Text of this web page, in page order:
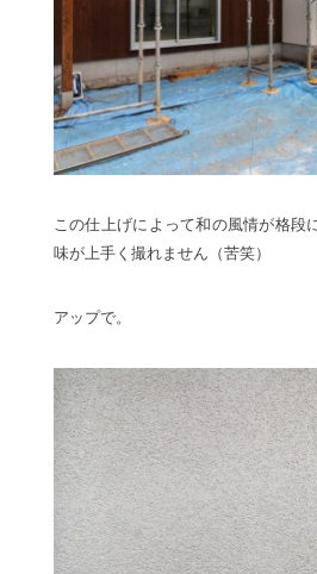
この仕上げによって和の風情が格段
味が上手く撮れません（苦笑）
アップで。